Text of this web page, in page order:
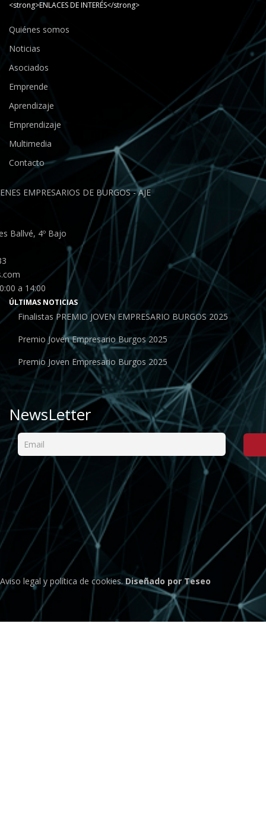
<strong>ENLACES DE INTERÉS</strong>
Quiénes somos
Noticias
Asociados
Emprende
Aprendizaje
Emprendizaje
Multimedia
Contacto
EMPRESARIOS DE BURGOS - AJE
Ballvé, 4º Bajo
a 14:00
ÚLTIMAS NOTICIAS
Finalistas PREMIO JOVEN EMPRESARIO BURGOS 2025
Premio Joven Empresario Burgos 2025
Premio Joven Empresario Burgos 2025
NewsLetter
Aviso legal y política de cookies.Diseñado por Teseo